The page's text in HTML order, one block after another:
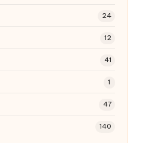
24
12
41
1
47
140